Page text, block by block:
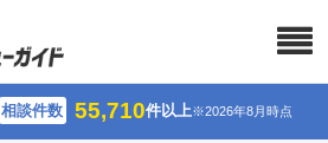
相談件数 55,710件以上※2026年8月時点